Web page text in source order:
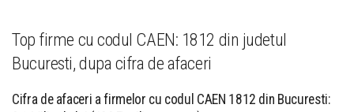
Top firme cu codul CAEN: 1812 din judetul
Bucuresti, dupa cifra de afaceri
Cifra de afaceri a firmelor cu codul CAEN 1812 din Bucuresti: